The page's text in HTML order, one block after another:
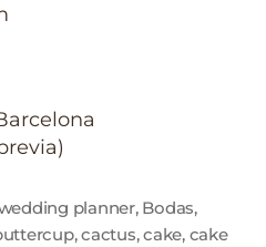
planner, Bodas,
,cactus,cake, cake